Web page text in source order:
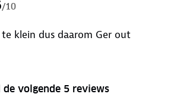
/10
klein dus daarom Ger out
de volgende 5 reviews